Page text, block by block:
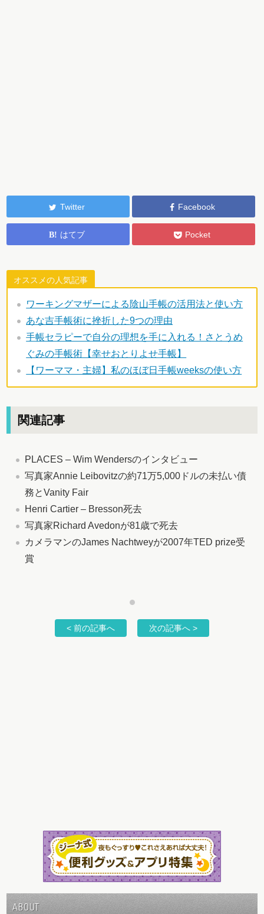
Twitter Facebook
はてブ Pocket
オススメの人気記事
ワーキングマザーによる陰山手帳の活用法と使い方
あな吉手帳術に挫折した9つの理由
手帳セラピーで自分の理想を手に入れる！さとうめ
ぐみの手帳術【幸せおとりよせ手帳】
【ワーママ・主婦】私のほぼ日手帳weeksの使い方
関連記事
PLACES – Wim Wendersのインタビュー
写真家Annie Leibovitzの約71万5,000ドルの未払い債
務とVanity Fair
Henri Cartier – Bresson死去
写真家Richard Avedonが81歳で死去
カメラマンのJames Nachtweyが2007年TED prize受
賞
< 前の記事へ 次の記事へ >
ABOUT